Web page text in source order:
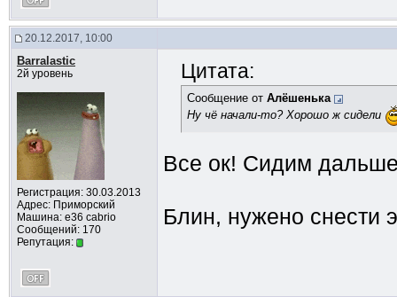
20.12.2017, 10:00
Barralastic
2й уровень
Регистрация: 30.03.2013
Адрес: Приморский
Машина: e36 cabrio
Сообщений: 170
Репутация:
Цитата:
Сообщение от Алёшенька
Ну чё начали-то? Хорошо ж сидели
Все ок! Сидим
Блин, нужено снести